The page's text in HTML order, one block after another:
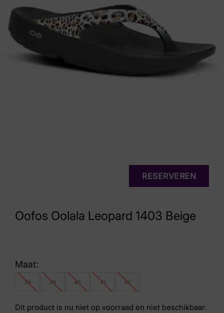
Oofos Oolala Leopard 1403 Beige
RESERVEREN
Maat:
38 39 40 41 42
Dit product is nu niet op voorraad en niet beschikbaar.